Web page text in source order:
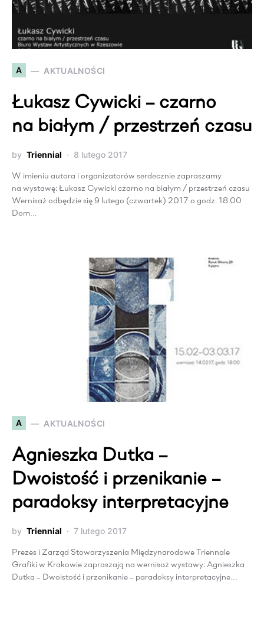
A AKTUALNOŚCI
Łukasz Cywicki – czarno
na białym / przestrzeń czasu
by Triennial 8 lutego 2017
W imieniu autora i organizatorów serdecznie zapraszamy
na wystawę: Łukasz Cywicki czarno na białym / przestrzeń czasu
Wernisaż odbędzie się 9 lutego (czwartek) 2017 o godz. 18.00
Dom…
A AKTUALNOŚCI
Agnieszka Dutka –
Dwoistość i przenikanie –
paradoksy interpretacyjne
by Triennial 7 lutego 2017
Prezes i Zarząd Stowarzyszenia Międzynarodowe Triennale
Grafiki w Krakowie zapraszają na wernisaż wystawy: Agnieszka
Dutka – Dwoistość i przenikanie – paradoksy interpretacyjne…